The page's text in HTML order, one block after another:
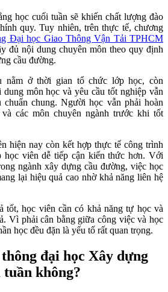
học cuối tuần sẽ khiến chất lượng đào
quy. Tuy nhiên, trên thực tế, chương
Đại học Giao Thông Vận Tải TPHCM
đủ nội dung chuyên môn theo quy định
cầu đường.
nằm ở thời gian tổ chức lớp học, còn
môn học và yêu cầu tốt nghiệp vẫn
chung. Người học vẫn phải hoàn
các môn chuyên ngành trước khi tốt
hiện nay còn kết hợp thực tế công trình
học viên dễ tiếp cận kiến thức hơn. Với
ngành xây dựng cầu đường, việc học
lại hiệu quả cao nhờ khả năng liên hệ
tốt, học viên cần có khả năng tự học và
Vì phải cân bằng giữa công việc và học
học đều đặn là yếu tố rất quan trọng.
đại học Xây dựng
không?